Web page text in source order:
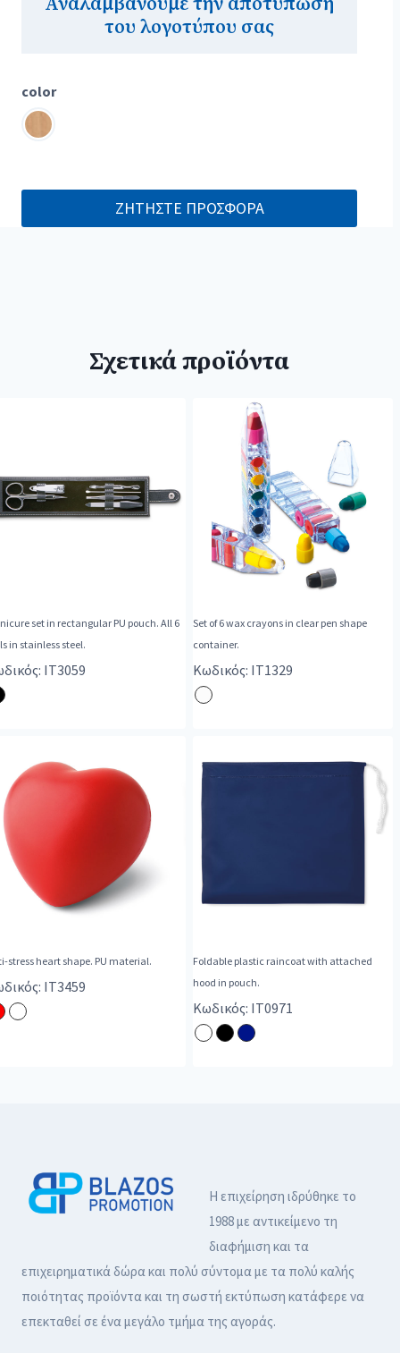
του λογοτύπου σας
color
ΖΗΤΗΣΤΕ ΠΡΟΣΦΟΡΑ
Σχετικά προϊόντα
set in rectangular PU pouch. All 6
in stainless steel.
IT3059
Set of 6 wax crayons in clear pen shape
container.
Κωδικός: IT1329
stress heart shape. PU material.
IT3459
Foldable plastic raincoat with attached
hood in pouch.
Κωδικός: IT0971
Η επιχείρηση ιδρύθηκε το
1988 με αντικείμενο τη
διαφήμιση και τα
επιχειρηματικά δώρα και πολύ σύντομα με τα πολύ καλής
ποιότητας προϊόντα και τη σωστή εκτύπωση κατάφερε να
επεκταθεί σε ένα μεγάλο τμήμα της αγοράς.